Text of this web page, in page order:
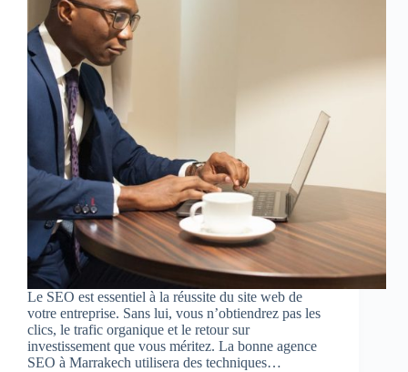
Le SEO est essentiel à la réussite du site web de
votre entreprise. Sans lui, vous n’obtiendrez pas les
clics, le trafic organique et le retour sur
investissement que vous méritez. La bonne agence
SEO à Marrakech utilisera des techniques…